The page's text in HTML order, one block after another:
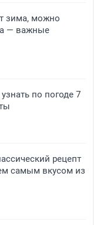
зима, можно
— важные
по погоде 7
рецепт
самым вкусом из